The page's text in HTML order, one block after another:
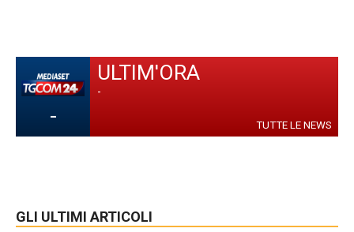
-
ULTIM'ORA
-
TUTTE LE NEWS
GLI ULTIMI ARTICOLI